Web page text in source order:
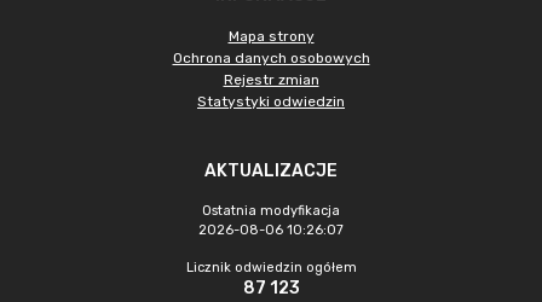
Mapa strony
Ochrona danych osobowych
Rejestr zmian
Statystyki odwiedzin
AKTUALIZACJE
Ostatnia modyfikacja
2026-08-06 10:26:07
Licznik odwiedzin ogółem
87 123